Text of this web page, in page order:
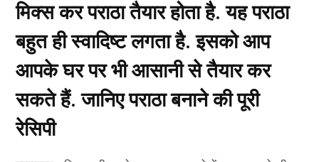
मिक्स कर पराठा तैयार होता है. यह पराठा
बहुत ही स्वादिष्ट लगता है. इसको आप
आपके घर पर भी आसानी से तैयार कर
सकते हैं. जानिए पराठा बनाने की पूरी
रेसिपी